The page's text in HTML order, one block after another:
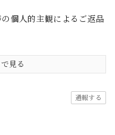
個人的主観によるご返品
見る
通報する